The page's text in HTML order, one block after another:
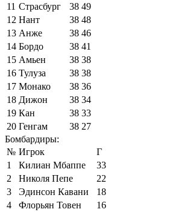
11 Страсбург 38 49
12 Нант 38 48
13 Анже 38 46
14 Бордо 38 41
15 Амьен 38 38
16 Тулуза 38 38
17 Монако 38 36
18 Дижон 38 34
19 Кан 38 33
20 Генгам 38 27
Бомбардиры:
№ Игрок
Г
1
Килиан Мбаппе
33
2
Николя Пепе
22
3
Эдинсон Кавани
18
4
Флорьян Товен
16